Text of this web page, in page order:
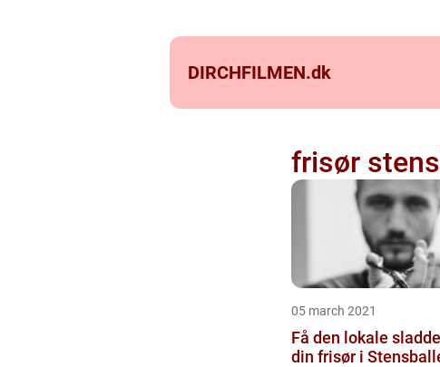
DIRCHFILMEN.dk
frisør
05 march 2021
Få den lokale
din frisør i